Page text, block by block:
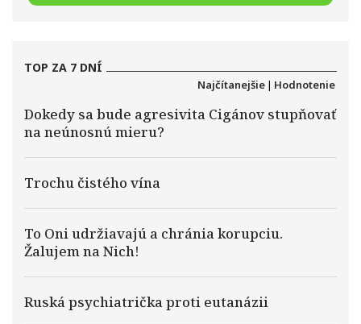
TOP ZA 7 DNÍ
Najčítanejšie | Hodnotenie
Dokedy sa bude agresivita Cigánov stupňovať
na neúnosnú mieru?
Trochu čistého vína
To Oni udržiavajú a chránia korupciu.
Žalujem na Nich!
Ruská psychiatrička proti eutanázii